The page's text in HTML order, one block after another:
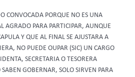
CONVOCADA PORQUE NO ES UNA
AGRADO PARA PARTICIPAR, AUNQUE
Y QUE AL FINAL SE AJUSTARA A
NO PUEDE OUPAR (SIC) UN CARGO
SECRETARIA O TESORERA
SABEN GOBERNAR, SOLO SIRVEN PARA